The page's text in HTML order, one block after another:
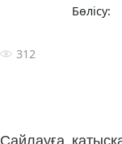
Бөлісу:
312
Сайлауға